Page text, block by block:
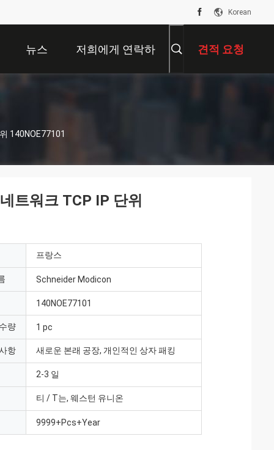
Korean
뉴스 저희에게 연락하 견적 요청
140NOE77101
트워크 TCP IP 단위
프랑스
Schneider Modicon
140NOE77101
량 1 pc
항 새로운 본래 공장, 개인적인 상자 패킹
2-3 일
티 / T는, 웨스턴 유니온
9999+Pcs+Year